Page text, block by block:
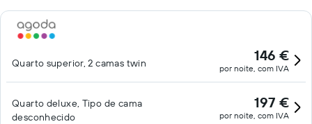
Quarto superior, 2 camas twin 146 €
por noite, com IVA
Quarto deluxe, Tipo de cama
desconhecido
197 €
por noite, com IVA